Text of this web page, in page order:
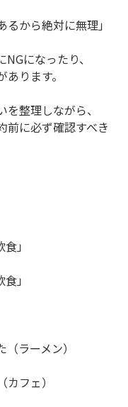
から絶対に無理」
になったり、
ります。
整理しながら、
前に必ず確認すべき
」
」
ラーメン）
フェ）